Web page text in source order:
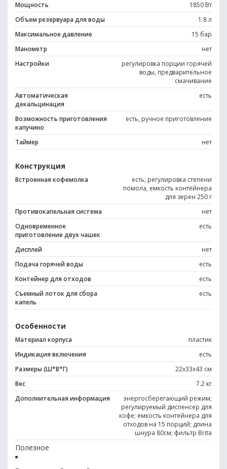
Мощность
1850 Вт
Объем резервуара для воды
1.8 л
Максимальное давление
15 бар
Манометр
нет
Настройки
регулировка порции горячей
воды, предварительное
смачивание
Автоматическая
декальцинация
есть
Возможность приготовления
капучино
есть, ручное приготовление
Таймер нет
Конструкция
Встроенная кофемолка
есть, регулировка степени
помола, емкость контейнера
для зерен 250 г
Противокапельная система
нет
Одновременное
приготовление двух чашек
есть
Дисплей
нет
Подача горячей воды
есть
Контейнер для отходов
есть
Съемный лоток для сбора
капель
есть
Особенности
Материал корпуса
пластик
Индикация включения
есть
Размеры (Ш*В*Г)
22x33x43 см
Вес
7.2 кг
Дополнительная информация
энергосберегающий режим;
регулируемый диспенсер для
кофе; емкость контейнера для
отходов на 15 порций; длина
шнура 80см; фильтр Brita
Полезное